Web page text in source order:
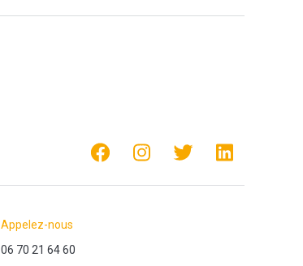
Appelez-nous
06 70 21 64 60